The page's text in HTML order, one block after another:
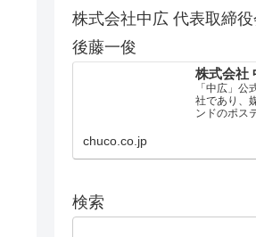
株式会社中広 代表取締
後藤一俊
株式会社
「中広」公
社であり、
ンドのポス
chuco.co.jp
検索